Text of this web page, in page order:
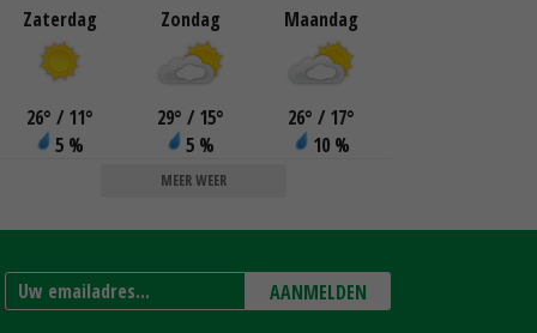
Zaterdag
26° / 11°
5 %
Zondag
29° / 15°
5 %
Maandag
26° / 17°
10 %
MEER WEER
AANMELDEN